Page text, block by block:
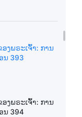
392
ງພຣະເຈົ້າ: ການ
ນ 393
ງພຣະເຈົ້າ: ການ
ນ 394